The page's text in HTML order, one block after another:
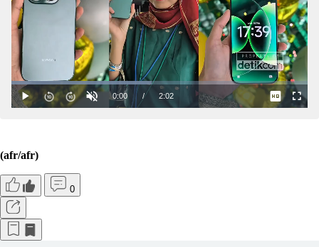
(afr/afr)
0